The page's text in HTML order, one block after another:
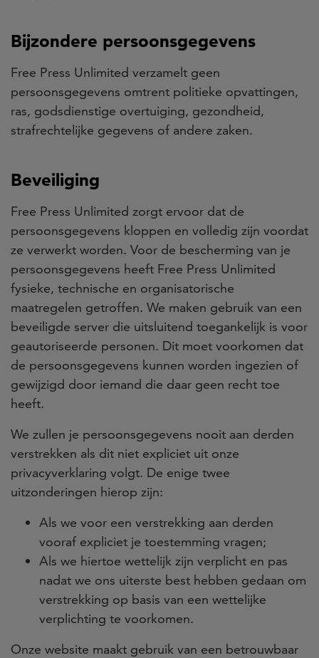
Bijzondere persoonsgegevens
Free Press Unlimited verzamelt geen
persoonsgegevens omtrent politieke opvattingen,
ras, godsdienstige overtuiging, gezondheid,
strafrechtelijke gegevens of andere zaken.
Beveiliging
Free Press Unlimited zorgt ervoor dat de
persoonsgegevens kloppen en volledig zijn voordat
ze verwerkt worden. Voor de bescherming van je
persoonsgegevens heeft Free Press Unlimited
fysieke, technische en organisatorische
maatregelen getroffen. We maken gebruik van een
beveiligde server die uitsluitend toegankelijk is voor
geautoriseerde personen. Dit moet voorkomen dat
de persoonsgegevens kunnen worden ingezien of
gewijzigd door iemand die daar geen recht toe
heeft.
We zullen je persoonsgegevens nooit aan derden
verstrekken als dit niet expliciet uit onze
privacyverklaring volgt. De enige twee
uitzonderingen hierop zijn:
Als we voor een verstrekking aan derden
vooraf expliciet je toestemming vragen;
Als we hiertoe wettelijk zijn verplicht en pas
nadat we ons uiterste best hebben gedaan om
verstrekking op basis van een wettelijke
verplichting te voorkomen.
Onze website maakt gebruik van een betrouwbaar